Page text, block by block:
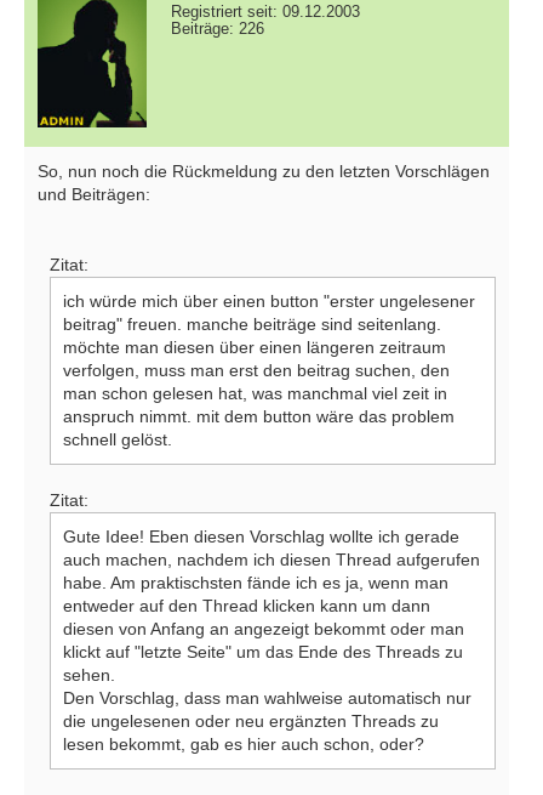
Registriert seit: 09.12.2003
Beiträge: 226
So, nun noch die Rückmeldung zu den letzten Vorschlägen
und Beiträgen:
Zitat:
ich würde mich über einen button "erster ungelesener
beitrag" freuen. manche beiträge sind seitenlang.
möchte man diesen über einen längeren zeitraum
verfolgen, muss man erst den beitrag suchen, den
man schon gelesen hat, was manchmal viel zeit in
anspruch nimmt. mit dem button wäre das problem
schnell gelöst.
Zitat:
Gute Idee! Eben diesen Vorschlag wollte ich gerade
auch machen, nachdem ich diesen Thread aufgerufen
habe. Am praktischsten fände ich es ja, wenn man
entweder auf den Thread klicken kann um dann
diesen von Anfang an angezeigt bekommt oder man
klickt auf "letzte Seite" um das Ende des Threads zu
sehen.
Den Vorschlag, dass man wahlweise automatisch nur
die ungelesenen oder neu ergänzten Threads zu
lesen bekommt, gab es hier auch schon, oder?